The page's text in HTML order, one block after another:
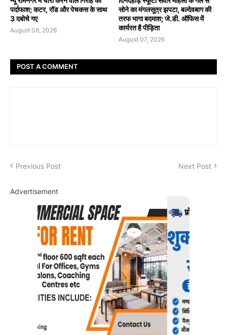
पर्दाफाश; कटर, रॉड और पेचकस के साथ
3 दबोचे गए
August 08, 2026
सोने का मंगलसूत्र झपटा, बल्देवबाग की
तरफ भागा बदमाश; जे.डी. ऑफिस में
कार्यरत है पीड़िता
August 07, 2026
POST A COMMENT
Previous Post Next Post
Advertisement